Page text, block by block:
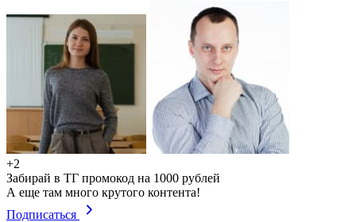
+2
Забирай в ТГ промокод на 1000 рублей
А еще там много крутого контента!
Подписаться